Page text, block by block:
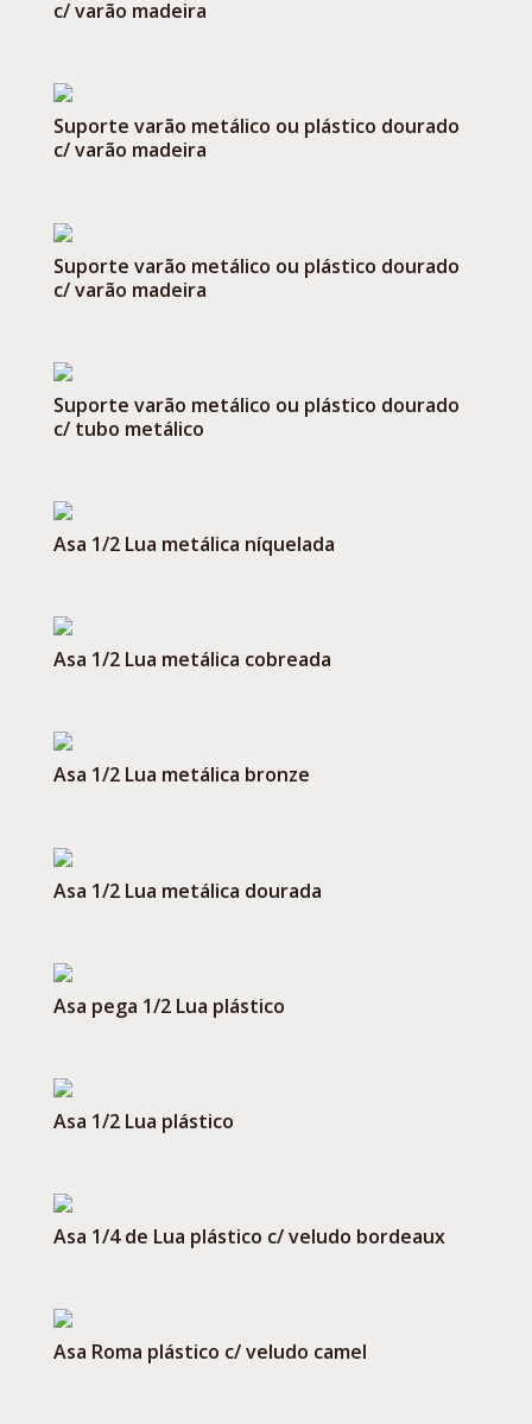
c/ varão madeira
Suporte varão metálico ou plástico dourado
c/ varão madeira
Suporte varão metálico ou plástico dourado
c/ varão madeira
Suporte varão metálico ou plástico dourado
c/ tubo metálico
Asa 1/2 Lua metálica níquelada
Asa 1/2 Lua metálica cobreada
Asa 1/2 Lua metálica bronze
Asa 1/2 Lua metálica dourada
Asa pega 1/2 Lua plástico
Asa 1/2 Lua plástico
Asa 1/4 de Lua plástico c/ veludo bordeaux
Asa Roma plástico c/ veludo camel